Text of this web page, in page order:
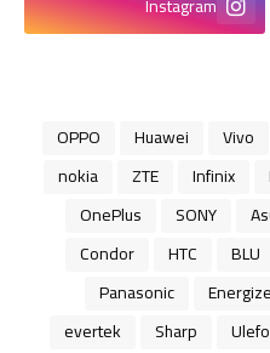
Vivo
Huawei
OPPO
Infinix
ZTE
nokia
SONY
OnePlus
BLU
HTC
Condor
Panasonic
Sharp
evertek